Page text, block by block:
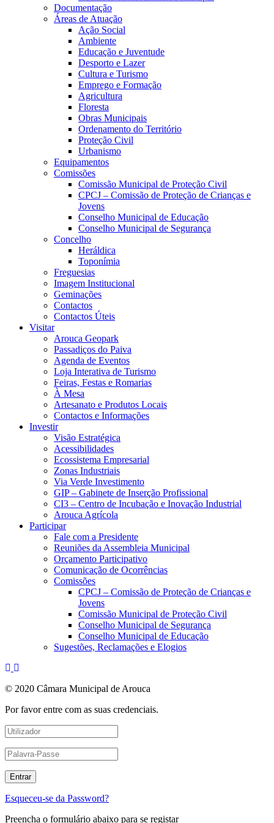
Documentação
Áreas de Atuação
Ação Social
Ambiente
Educação e Juventude
Desporto e Lazer
Cultura e Turismo
Emprego e Formação
Agricultura
Floresta
Obras Municipais
Ordenamento do Território
Proteção Civil
Urbanismo
Equipamentos
Comissões
Comissão Municipal de Proteção Civil
CPCJ – Comissão de Proteção de Crianças e
Jovens
Conselho Municipal de Educação
Conselho Municipal de Segurança
Concelho
Heráldica
Toponímia
Freguesias
Imagem Institucional
Geminações
Contactos
Contactos Úteis
Visitar
Arouca Geopark
Passadiços do Paiva
Agenda de Eventos
Loja Interativa de Turismo
Feiras, Festas e Romarias
À Mesa
Artesanato e Produtos Locais
Contactos e Informações
Investir
Visão Estratégica
Acessibilidades
Ecossistema Empresarial
Zonas Industriais
Via Verde Investimento
GIP – Gabinete de Inserção Profissional
CI3 – Centro de Incubação e Inovação Industrial
Arouca Agrícola
Participar
Fale com a Presidente
Reuniões da Assembleia Municipal
Orçamento Participativo
Comunicação de Ocorrências
Comissões
CPCJ – Comissão de Proteção de Crianças e
Jovens
Comissão Municipal de Proteção Civil
Conselho Municipal de Segurança
Conselho Municipal de Educação
Sugestões, Reclamações e Elogios
© 2020 Câmara Municipal de Arouca
Por favor entre com as suas credenciais.
Esqueceu-se da Password?
Preencha o formulário abaixo para se registar